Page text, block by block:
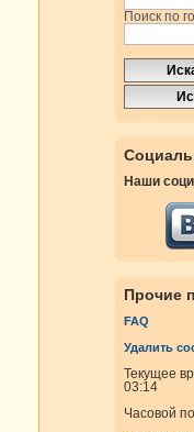
Поиск по
Наши
Прочие
FAQ
Удалить
Текущее
03:14
Часовой